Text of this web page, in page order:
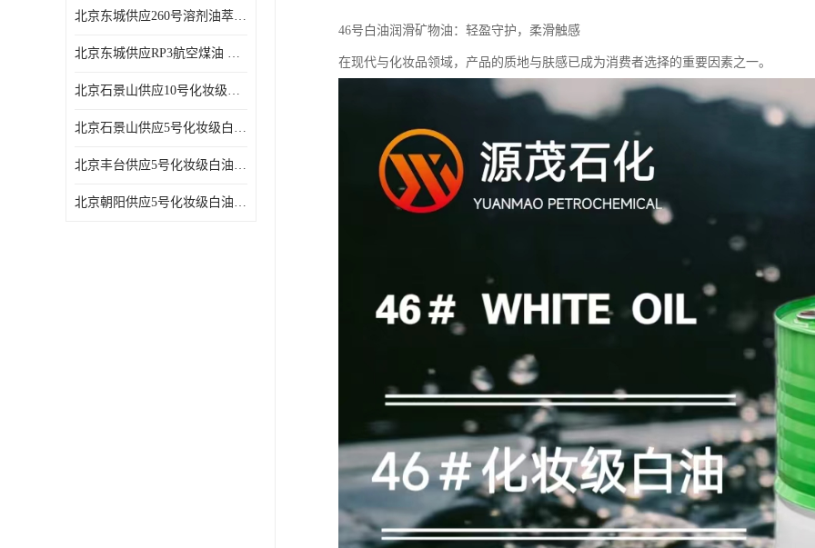
北京东城供应260号溶剂油萃取溶剂油金属萃取剂
北京东城供应RP3航空煤油 高含量国标工业级航空煤油燃料油 无色透明
北京石景山供应10号化妆级白油高精密机械润滑油
北京石景山供应5号化妆级白油缝纫机油 设备润滑油
北京丰台供应5号化妆级白油纤维与织物柔软光亮
北京朝阳供应5号化妆级白油纺织时的润滑剂
46号白油润滑矿物油：轻盈守护，柔滑触感
在现代与化妆品领域，产品的质地与肤感已成为消费者选择的重要因素之一。